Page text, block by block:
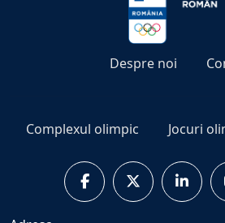
Despre noi
Complexul olimpic Jocuri